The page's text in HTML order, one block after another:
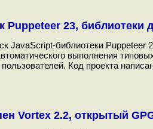
Puppeteer 23, библиотеки
JavaScript-библиотеки Puppeteer
выполнения
Код проекта
Vortex 2.2, открытый